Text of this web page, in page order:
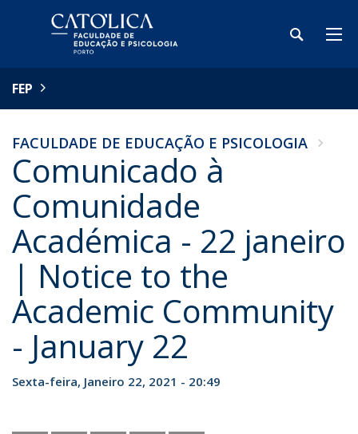
FEP
FACULDADE DE EDUCAÇÃO E PSICOLOGIA
Comunicado à
Comunidade
Académica - 22 janeiro
| Notice to the
Academic Community
- January 22
Sexta-feira, Janeiro 22, 2021 - 20:49